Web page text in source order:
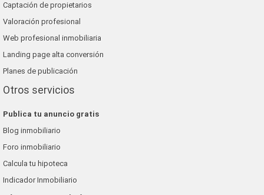
Captación de propietarios
Valoración profesional
Web profesional inmobiliaria
Landing page alta conversión
Planes de publicación
Otros servicios
Publica tu anuncio gratis
Blog inmobiliario
Foro inmobiliario
Calcula tu hipoteca
Indicador Inmobiliario